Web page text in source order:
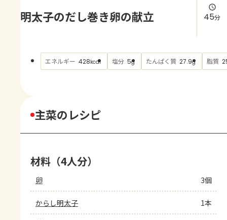
AJINOMOTO PARK とは
明太子のだし巻き卵の献立 45分
エネルギー 428kcal 塩分 5g たんぱく質 27.9g 脂質
主菜のレシピ
材料（4人分）
卵 3個
からし明太子 1本